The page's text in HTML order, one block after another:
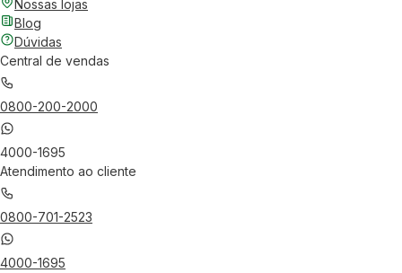
Nossas lojas
Blog
Dúvidas
Central de vendas
0800-200-2000
4000-1695
Atendimento ao cliente
0800-701-2523
4000-1695